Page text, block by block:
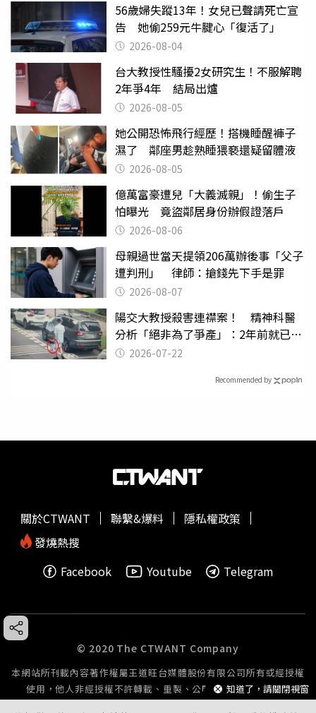
56歲婦失蹤13年！女兒已聲請死亡宣
告 她偷259元牛腱心「復活了」
2026-08-04
台大教授性騷擾2女研究生！不服解聘
2年爭4年 結局出爐
2026-08-05
她公開恐怖飛行經歷！搭機睡醒褲子
濕了 鄰座男趁熟睡猥褻還疑留體液
2026-08-05
億萬富豪遭兒「大義滅親」！偷生子
怕曝光 竟盜鄰居身份辦假證落戶
2026-08-06
母親過世當天提領206萬辦後事「父子
遭判刑」 律師：搶錢先下手是罪
2026-08-07
陽交大教授殺害連襟案！ 精神科醫
分析「絕非為了爭產」：2年前就已言
行詭異
2026-07-22
Recommended by
知道了，請關閉視窗
關於CTWANT 聯繫&爆料
隱私權政策
發燒熱搜
Facebook
Youtube Telegram
© 2020 The CTWANT Company
本網站所刊載內容著作權屬王道旺台媒體股份有限公司所有或經授權
使用，他人非經授權不許轉載、重製、公開播送或公開傳輸。